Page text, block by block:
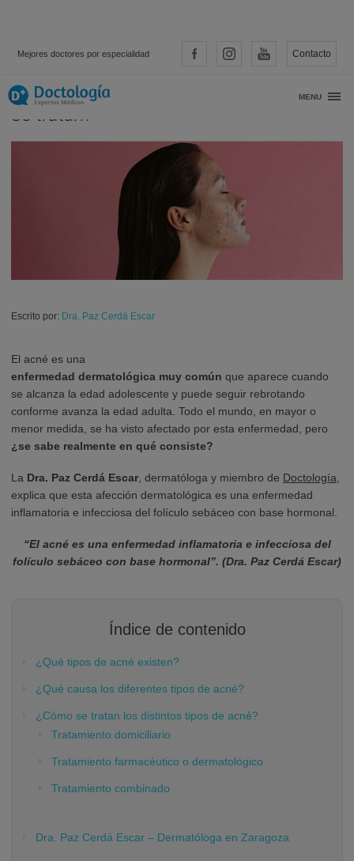
Mejores doctores por especialidad Contacto
MENU
Los tipos de acné: ¿cuáles hay y cómo
se tratan?
Escrito por: Dra. Paz Cerdá Escar
El acné es una
enfermedad dermatológica muy común que aparece cuando
se alcanza la edad adolescente y puede seguir rebrotando
conforme avanza la edad adulta. Todo el mundo, en mayor o
menor medida, se ha visto afectado por esta enfermedad, pero
¿se sabe realmente en qué consiste?
La Dra. Paz Cerdá Escar , dermatóloga y miembro de Doctología
explica que esta afección dermatológica es una enfermedad
inflamatoria e infecciosa del folículo sebáceo con base hormonal.
“El acné es una enfermedad inflamatoria e infecciosa del
folículo sebáceo con base hormonal”. (Dra. Paz Cerdá Escar)
Índice de contenido
¿Qué tipos de acné existen?
¿Qué causa los diferentes tipos de acné?
¿Cómo se tratan los distintos tipos de acné?
Tratamiento domiciliario
Tratamiento farmacéutico o dermatológico
Tratamiento combinado
Dra. Paz Cerdá Escar – Dermatóloga en Zaragoza